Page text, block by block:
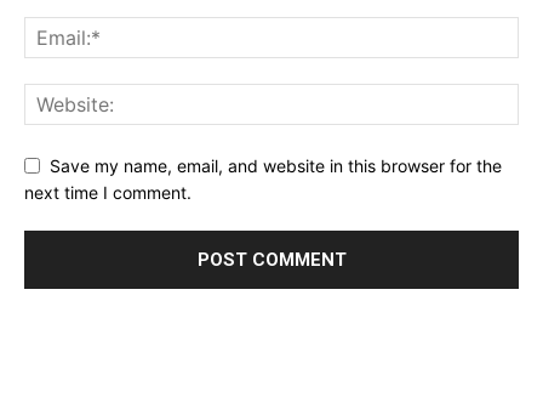
Save my name, email, and website in this browser for the
next time I comment.